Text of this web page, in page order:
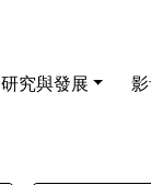
研究與發展